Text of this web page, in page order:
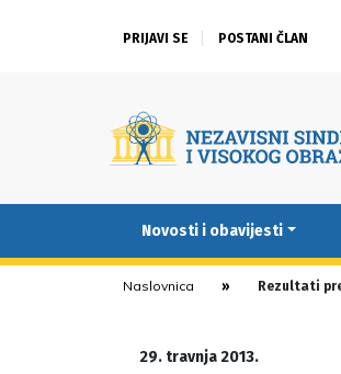
PRIJAVI SE POSTANI ČLAN
Novosti i obavijesti
Naslovnica Rezultati
29. travnja 2013.